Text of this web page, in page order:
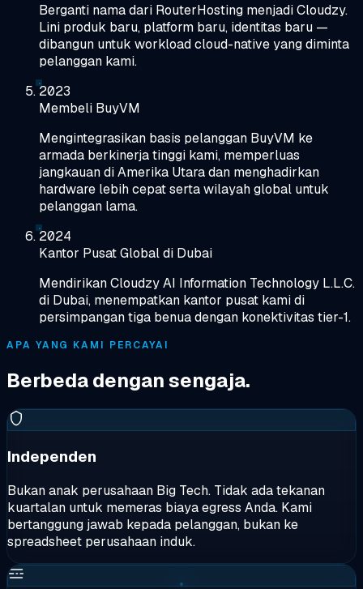
Berganti nama dari RouterHosting menjadi Cloudzy.
Lini produk baru, platform baru, identitas baru —
dibangun untuk workload cloud-native yang diminta
pelanggan kami.
2023
Membeli BuyVM
Mengintegrasikan basis pelanggan BuyVM ke
armada berkinerja tinggi kami, memperluas
jangkauan di Amerika Utara dan menghadirkan
hardware lebih cepat serta wilayah global untuk
pelanggan lama.
2024
Kantor Pusat Global di Dubai
Mendirikan Cloudzy AI Information Technology L.L.C.
di Dubai, menempatkan kantor pusat kami di
persimpangan tiga benua dengan konektivitas tier-1.
APA YANG KAMI PERCAYAI
Berbeda dengan sengaja.
Independen
Bukan anak perusahaan Big Tech. Tidak ada tekanan
kuartalan untuk memeras biaya egress Anda. Kami
bertanggung jawab kepada pelanggan, bukan ke
spreadsheet perusahaan induk.